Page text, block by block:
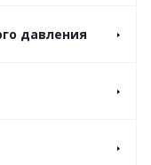
давления